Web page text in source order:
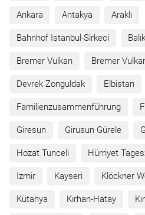
Ankara Antakya Araklı
Bahnhof Istanbul-Sirkeci
Bremer Vulkan Bremer
Devrek Zonguldak Elbistan
Familienzusammenführung
Giresun Girusun Gürele
Hozat Tunceli Hürriyet
Izmir Kayseri Klöckner
Kütahya Kırhan-Hatay